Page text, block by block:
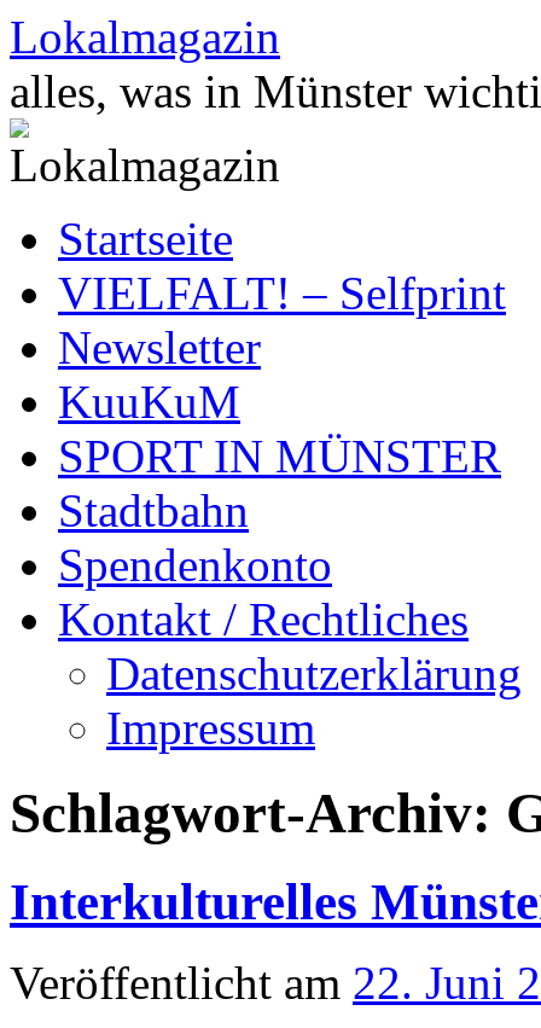
Zum
Inhalt
springen
Lokalmagazin
alles, was in Münster
Startseite
VIELFALT! – Selfprint
Newsletter
KuuKuM
SPORT IN MÜNSTER
Stadtbahn
Spendenkonto
Kontakt / Rechtliches
Datenschutzerklärung
Impressum
Schlagwort-Archiv:
Interkulturelles
Veröffentlicht am 22. Juni